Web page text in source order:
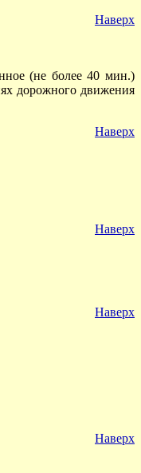
Наверх
(не более 40 мин.)
дорожного движения
Наверх
Наверх
Наверх
Наверх